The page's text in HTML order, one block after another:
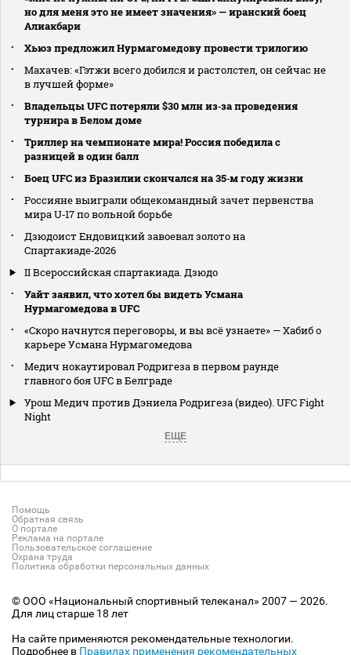
но для меня это не имеет значения» — иранский боец
Алиакбари
Хьюз предложил Нурмагомедову провести трилогию
Махачев: «Гэтжи всего добился и растолстел, он сейчас не
в лучшей форме»
Владельцы UFC потеряли $30 млн из‑за проведения
турнира в Белом доме
Триллер на чемпионате мира! Россия победила с
разницей в один балл
Боец UFC из Бразилии скончался на 35‑м году жизни
Россияне выиграли общекомандный зачет первенства
мира U‑17 по вольной борьбе
Дзюдоист Ендовицкий завоевал золото на
Спартакиаде‑2026
II Всероссийская спартакиада. Дзюдо
Уайт заявил, что хотел бы видеть Усмана
Нурмагомедова в UFC
«Скоро начнутся переговоры, и вы всё узнаете» — Хабиб о
карьере Усмана Нурмагомедова
Медич нокаутировал Родригеза в первом раунде
главного боя UFC в Белграде
Урош Медич против Дэниела Родригеза (видео). UFC Fight
Night
ЕЩЕ
Помощь
Обратная связь
О портале
Реклама на портале
Пользовательское соглашение
Охрана труда
Политика обработки персональных данных
© ООО «Национальный спортивный телеканал» 2007 — 2026.
Для лиц старше 18 лет
На сайте применяются рекомендательные технологии.
Подробнее в Правилах применения рекомендательных